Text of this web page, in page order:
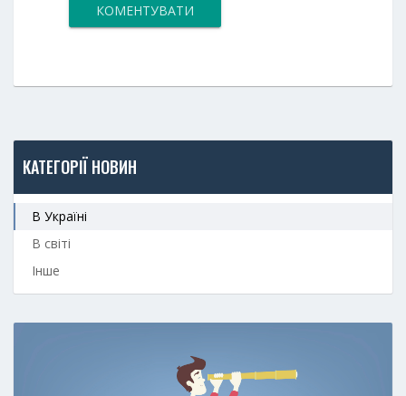
КОМЕНТУВАТИ
КАТЕГОРІЇ НОВИН
В Україні
В світі
Інше